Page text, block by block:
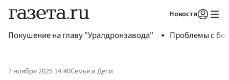
Новости
Покушение на главу "Уралдронзавода" Проблемы с
7 ноября 2025 14:40Семья и Дети